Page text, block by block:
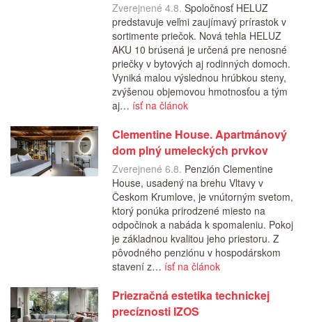
Zverejnené 4.8. Spoločnosť HELUZ
predstavuje veľmi zaujímavý prírastok v
sortimente priečok. Nová tehla HELUZ
AKU 10 brúsená je určená pre nenosné
priečky v bytových aj rodinných domoch.
Vyniká malou výslednou hrúbkou steny,
zvýšenou objemovou hmotnosťou a tým
aj… ísť na článok
Clementine House. Apartmánový
dom plný umeleckých prvkov
Zverejnené 6.8. Penzión Clementine
House, usadený na brehu Vltavy v
Českom Krumlove, je vnútorným svetom,
ktorý ponúka prirodzené miesto na
odpočinok a nabáda k spomaleniu. Pokoj
je základnou kvalitou jeho priestoru. Z
pôvodného penziónu v hospodárskom
stavení z… ísť na článok
Priezračná estetika technickej
precíznosti IZOS